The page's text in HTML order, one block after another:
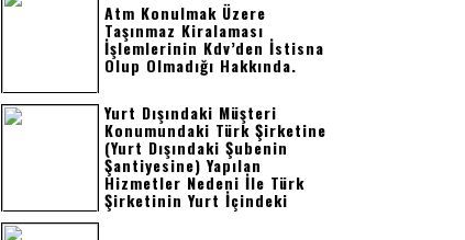
Atm Konulmak Üzere
Taşınmaz Kiralaması
İşlemlerinin Kdv’den İstisna
Olup Olmadığı Hakkında.
Yurt Dışındaki Müşteri
Konumundaki Türk Şirketine
(yurt Dışındaki Şubenin
Şantiyesine) Yapılan
Hizmetler Nedeni İle Türk
Şirketinin Yurt İçindeki
Merkezine Kesilecek